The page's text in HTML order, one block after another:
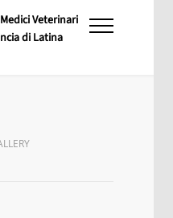
Veterinari
di Latina